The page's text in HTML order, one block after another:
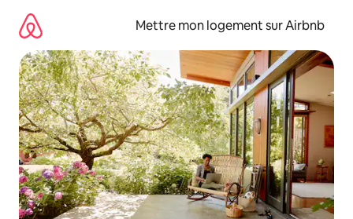
directement
contenu
Mettre mon logement sur Airbnb